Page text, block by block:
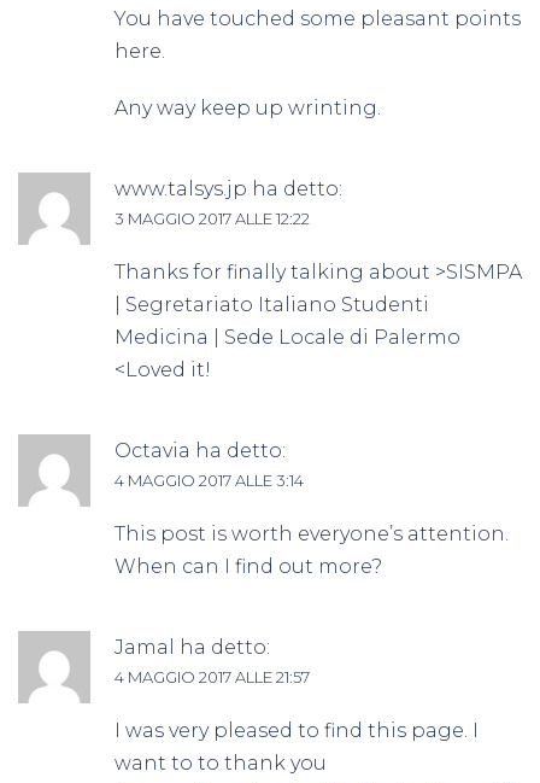
You have touched some pleasant points
here.
Any way keep up wrinting.
www.talsys.jp ha detto:
3 MAGGIO 2017 ALLE 12:22
Thanks for finally talking about >SISMPA
| Segretariato Italiano Studenti
Medicina | Sede Locale di Palermo
<Loved it!
Octavia ha detto:
4 MAGGIO 2017 ALLE 3:14
This post is worth everyone’s attention.
When can I find out more?
Jamal ha detto:
4 MAGGIO 2017 ALLE 21:57
I was very pleased to find this page. I
want to to thank you